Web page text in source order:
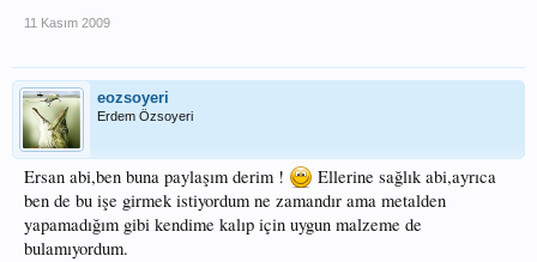
11 Kasım 2009
eozsoyeri
Erdem Özsoyeri
Ersan abi,ben buna paylaşım derim !
Ellerine sağlık abi,ayrıca
ben de bu işe girmek istiyordum ne zamandır ama metalden
yapamadığım gibi kendime kalıp için uygun malzeme de
bulamıyordum.